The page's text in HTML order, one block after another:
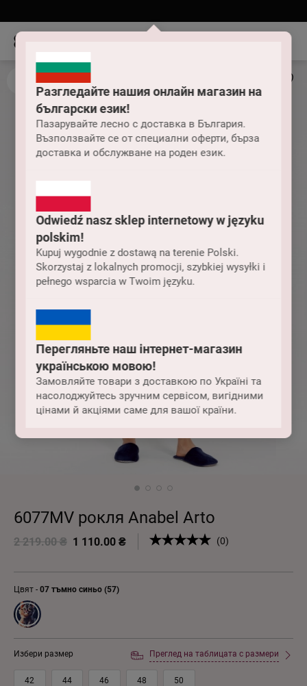
Разгледайте нашия онлайн магазин на
български език!
Пазарувайте лесно с доставка в България.
Възползвайте се от специални оферти, бърза
доставка и обслужване на роден език.
Odwiedź nasz sklep internetowy w języku
polskim!
Kupuj wygodnie z dostawą na terenie Polski.
Skorzystaj z lokalnych promocji, szybkiej wysyłki i
pełnego wsparcia w Twoim języku.
Перегляньте наш інтернет-магазин
українською мовою!
Замовляйте товари з доставкою по Україні та
насолоджуйтесь зручним сервісом, вигідними
цінами й акціями саме для вашої країни.
6077MV рокля Anabel Arto
2 219.00 ₴ 1 110.00 ₴ (0)
Цвят - 07 тъмно синьо (57)
Избери размер Преглед на таблицата с размери
42 44 46 48 50